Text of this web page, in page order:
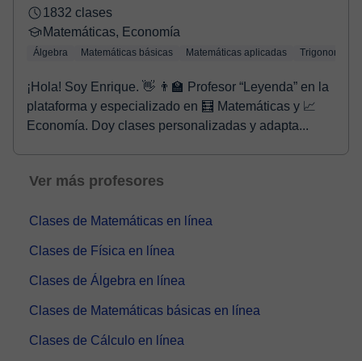
1832 clases
Matemáticas, Economía
Álgebra Matemáticas básicas Matemáticas aplicadas Trigonometría
¡Hola! Soy Enrique. 👋 👨‍🏫 Profesor “Leyenda” en la
plataforma y especializado en 🧮 Matemáticas y 📈
Economía. Doy clases personalizadas y adapta...
Ver más profesores
Clases de Matemáticas en línea
Clases de Física en línea
Clases de Álgebra en línea
Clases de Matemáticas básicas en línea
Clases de Cálculo en línea